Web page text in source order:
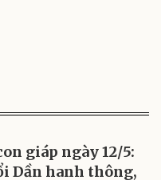
giáp ngày 12/5:
Dần hanh thông,